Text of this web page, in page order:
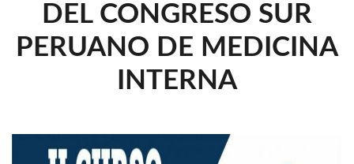
DEL CONGRESO SUR
PERUANO DE MEDICINA
INTERNA